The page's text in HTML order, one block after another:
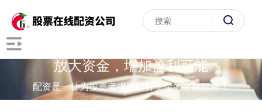
放大资金，增加盈利可能
配资是一种为投资者提供杠杆资金的金融服务！